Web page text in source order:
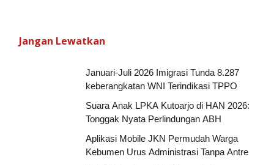
Jangan Lewatkan
Januari-Juli 2026 Imigrasi Tunda 8.287
keberangkatan WNI Terindikasi TPPO
Suara Anak LPKA Kutoarjo di HAN 2026:
Tonggak Nyata Perlindungan ABH
Aplikasi Mobile JKN Permudah Warga
Kebumen Urus Administrasi Tanpa Antre